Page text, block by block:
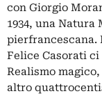
con Giorgio
1934, una Natura
pierfrancescana.
Felice Casorati
Realismo
altro